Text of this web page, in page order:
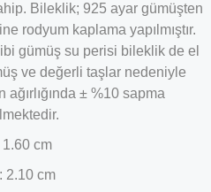
Bileklik; 925 ayar gümüşten
rodyum kaplama yapılmıştır.
gümüş su perisi bileklik de el
ve değerli taşlar nedeniyle
± %10 sapma
1.60 cm
2.10 cm